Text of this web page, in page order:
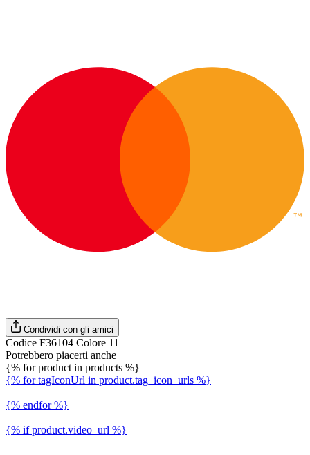
Condividi con gli amici
Codice F36104 Colore 11
Potrebbero piacerti anche
{% for product in products %}
{% for tagIconUrl in product.tag_icon_urls %}
{% endfor %}
{% if product.video_url %}